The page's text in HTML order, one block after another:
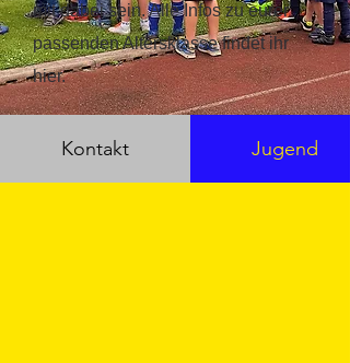
mit dabei sein. Alle Infos zu eurer
passenden Altersklasse findet ihr
hier.
Kontakt Jugend